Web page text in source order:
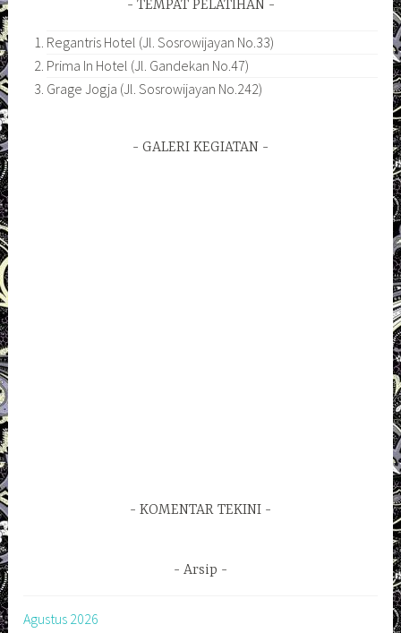
TEMPAT PELATIHAN
Regantris Hotel (Jl. Sosrowijayan No.33)
Prima In Hotel (Jl. Gandekan No.47)
Grage Jogja (Jl. Sosrowijayan No.242)
GALERI KEGIATAN
KOMENTAR TEKINI
Arsip
Agustus 2026